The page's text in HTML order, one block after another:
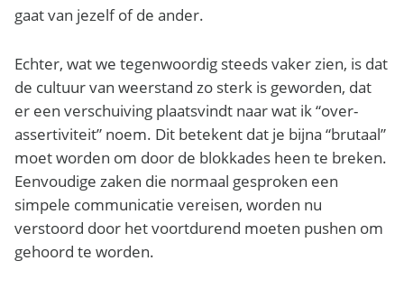
gaat van jezelf of de ander.
Echter, wat we tegenwoordig steeds vaker zien, is dat
de cultuur van weerstand zo sterk is geworden, dat
er een verschuiving plaatsvindt naar wat ik “over-
assertiviteit” noem. Dit betekent dat je bijna “brutaal”
moet worden om door de blokkades heen te breken.
Eenvoudige zaken die normaal gesproken een
simpele communicatie vereisen, worden nu
verstoord door het voortdurend moeten pushen om
gehoord te worden.